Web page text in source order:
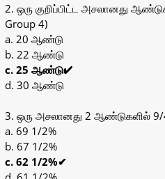
2. ஒரு குறிப்பிட்ட அசலானது
Group 4)
a. 20 ஆண்டு
b. 22 ஆண்டு
c. 25 ஆண்டு✔
d. 30 ஆண்டு
3. ஒரு அசலானது 2 ஆண்டுகளில் 9/
a. 69 1/2%
b. 67 1/2%
c. 62 1/2%✔